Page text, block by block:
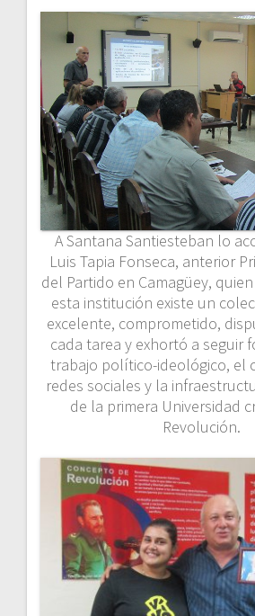
A Santana Santiesteban lo
Luis Tapia Fonseca, anterior
del Partido en Camagüey,
esta institución existe un
excelente, comprometido,
cada tarea y exhortó a seguir
trabajo político-ideológico, el
redes sociales y la
de la primera Universidad
Revolución.